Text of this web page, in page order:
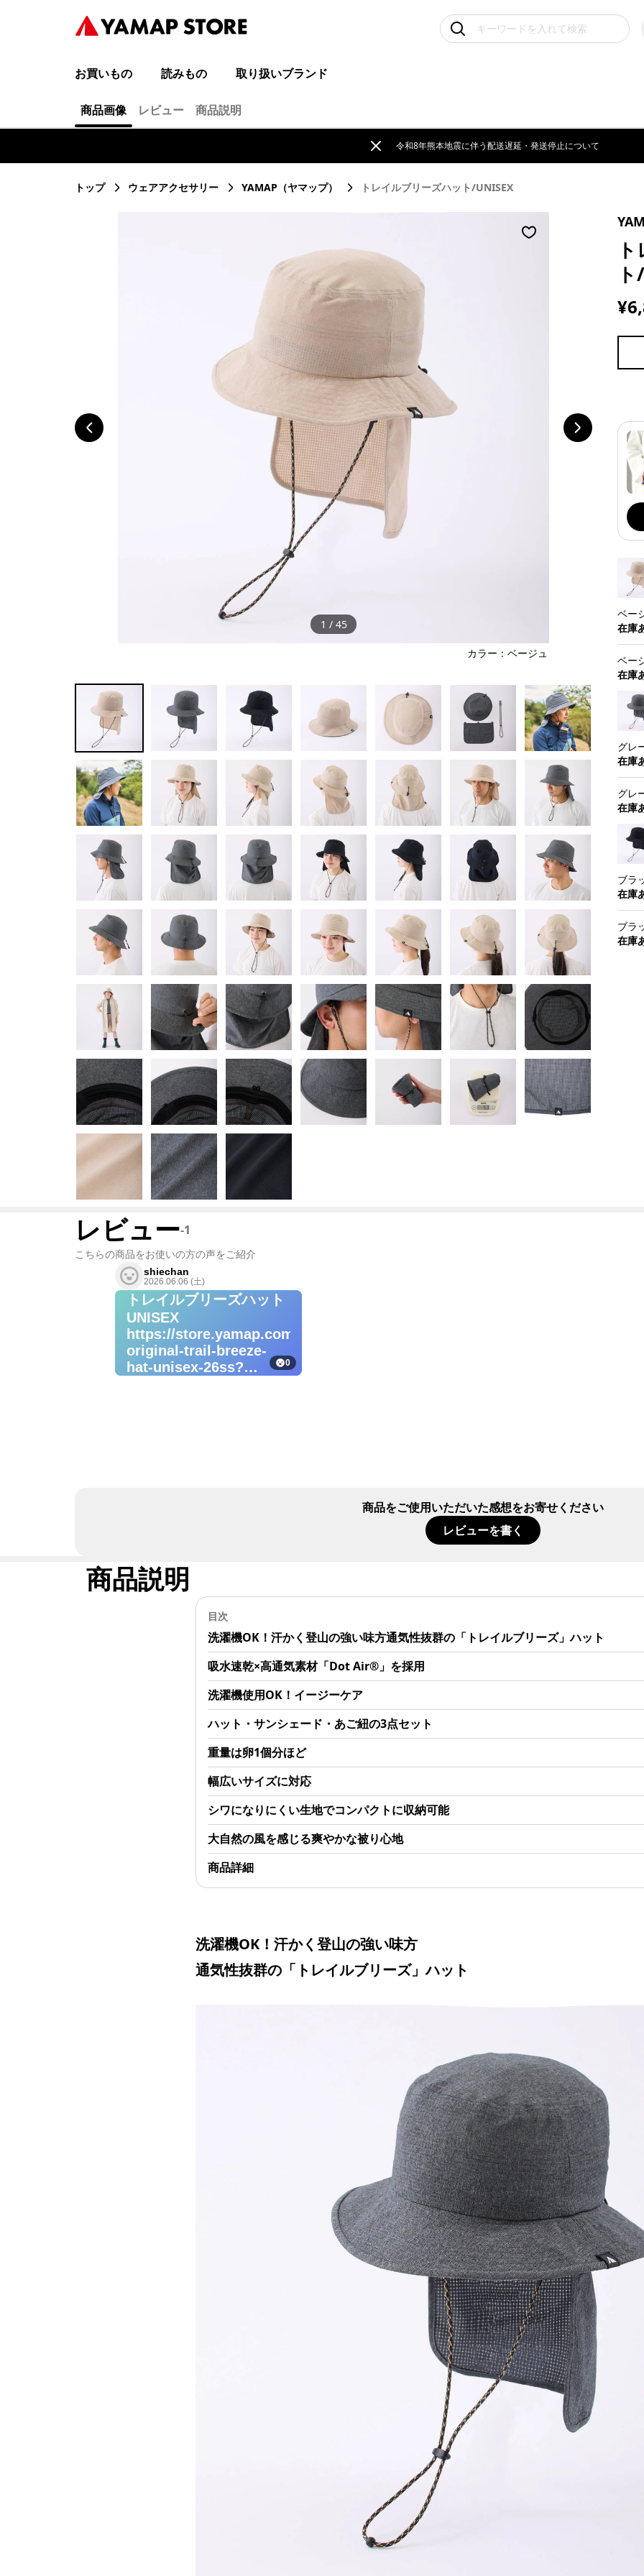
お買いもの 読みもの 取り扱いブランド
令和8年熊本地震に伴う配送遅延・発送停止について
トップ ウェアアクセサリー YAMAP（ヤマップ） トレイルブリーズハット/UNISEX
商品画像 レビュー 商品説明
1 / 45
カラー：ベージュ
ベー
在庫
ベー
在庫
グレ
在庫
グレ
在庫
ブラ
在庫
ブラ
在庫
レビュー-1
こちらの商品をお使いの方の声をご紹介
shiechan
2026.06.06 (土)
トレイルブリーズハット
UNISEX
https://store.yamap.com/products/yamap-
original-trail-breeze-
hat-unisex-26ss?
0
商品をご使用いただいた感想をお寄せください
レビューを書く
商品説明
目次
洗濯機OK！汗かく登山の強い味方通気性抜群の「トレイルブリーズ」ハット
吸水速乾×高通気素材「Dot Air®︎」を採用
洗濯機使用OK！イージーケア
ハット・サンシェード・あご紐の3点セット
重量は卵1個分ほど
幅広いサイズに対応
シワになりにくい生地でコンパクトに収納可能
大自然の風を感じる爽やかな被り心地
商品詳細
洗濯機OK！汗かく登山の強い味方
通気性抜群の「トレイルブリーズ」ハット